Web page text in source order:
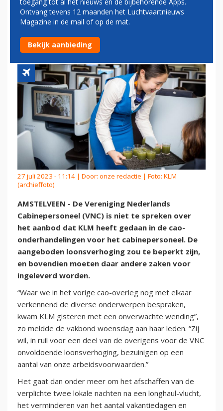
VNC TELEURGESTELD DOOR
AANBOD KLM VOOR NIEUWE
CAO CABINEPERSONEEL
27 juli 2023 - 11:14 | Door: onze redactie | Foto: KLM
(archieffoto)
AMSTELVEEN - De Vereniging Nederlands
Cabinepersoneel (VNC) is niet te spreken over
het aanbod dat KLM heeft gedaan in de cao-
onderhandelingen voor het cabinepersoneel. De
aangeboden loonsverhoging zou te beperkt zijn,
en bovendien moeten daar andere zaken voor
ingeleverd worden.
“Waar we in het vorige cao-overleg nog met elkaar
verkennend de diverse onderwerpen bespraken,
kwam KLM gisteren met een onverwachte wending”,
zo meldde de vakbond woensdag aan haar leden. “Zij
wil, in ruil voor een deel van de overigens voor de VNC
onvoldoende loonsverhoging, bezuinigen op een
aantal van onze arbeidsvoorwaarden.”
Het gaat dan onder meer om het afschaffen van de
verplichte twee lokale nachten na een longhaul-vlucht,
het verminderen van het aantal vakantiedagen en
Ontvang tevens 12 maanden het Luchtvaartnieuws
Magazine in de mail of op de mat.
Bekijk aanbieding